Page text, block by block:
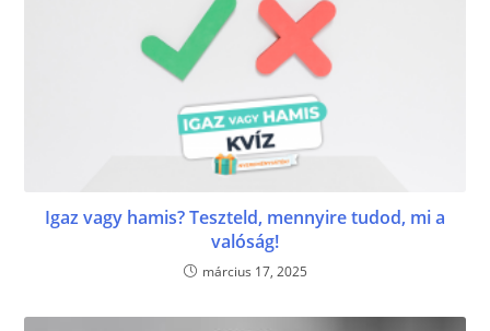
Igaz vagy hamis? Teszteld, mennyire tudod, mi a
valóság!
március 17, 2025